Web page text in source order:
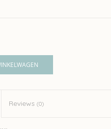
Reviews (0)